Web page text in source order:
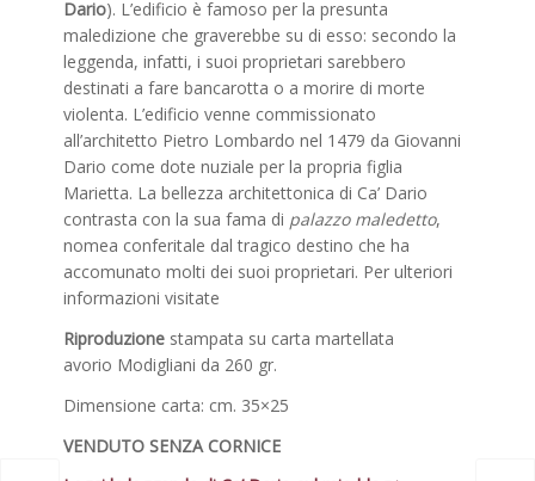
Dario). L’edificio è famoso per la presunta
maledizione che graverebbe su di esso: secondo la
leggenda, infatti, i suoi proprietari sarebbero
destinati a fare bancarotta o a morire di morte
violenta. L’edificio venne commissionato
all’architetto Pietro Lombardo nel 1479 da Giovanni
Dario come dote nuziale per la propria figlia
Marietta. La bellezza architettonica di Ca’ Dario
contrasta con la sua fama di palazzo maledetto,
nomea conferitale dal tragico destino che ha
accomunato molti dei suoi proprietari. Per ulteriori
informazioni visitate
Riproduzionestampata su carta martellata
avorio Modigliani da 260 gr.
Dimensione carta: cm. 35×25
VENDUTO SENZA CORNICE